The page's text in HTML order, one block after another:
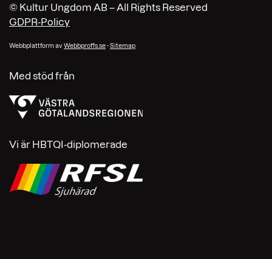
© Kultur Ungdom AB – All Rights Reserved
GDPR-Policy
Webbplattform avWebbproffs.se-Sitemap
Med stöd från
Vi är HBTQI-diplomerade